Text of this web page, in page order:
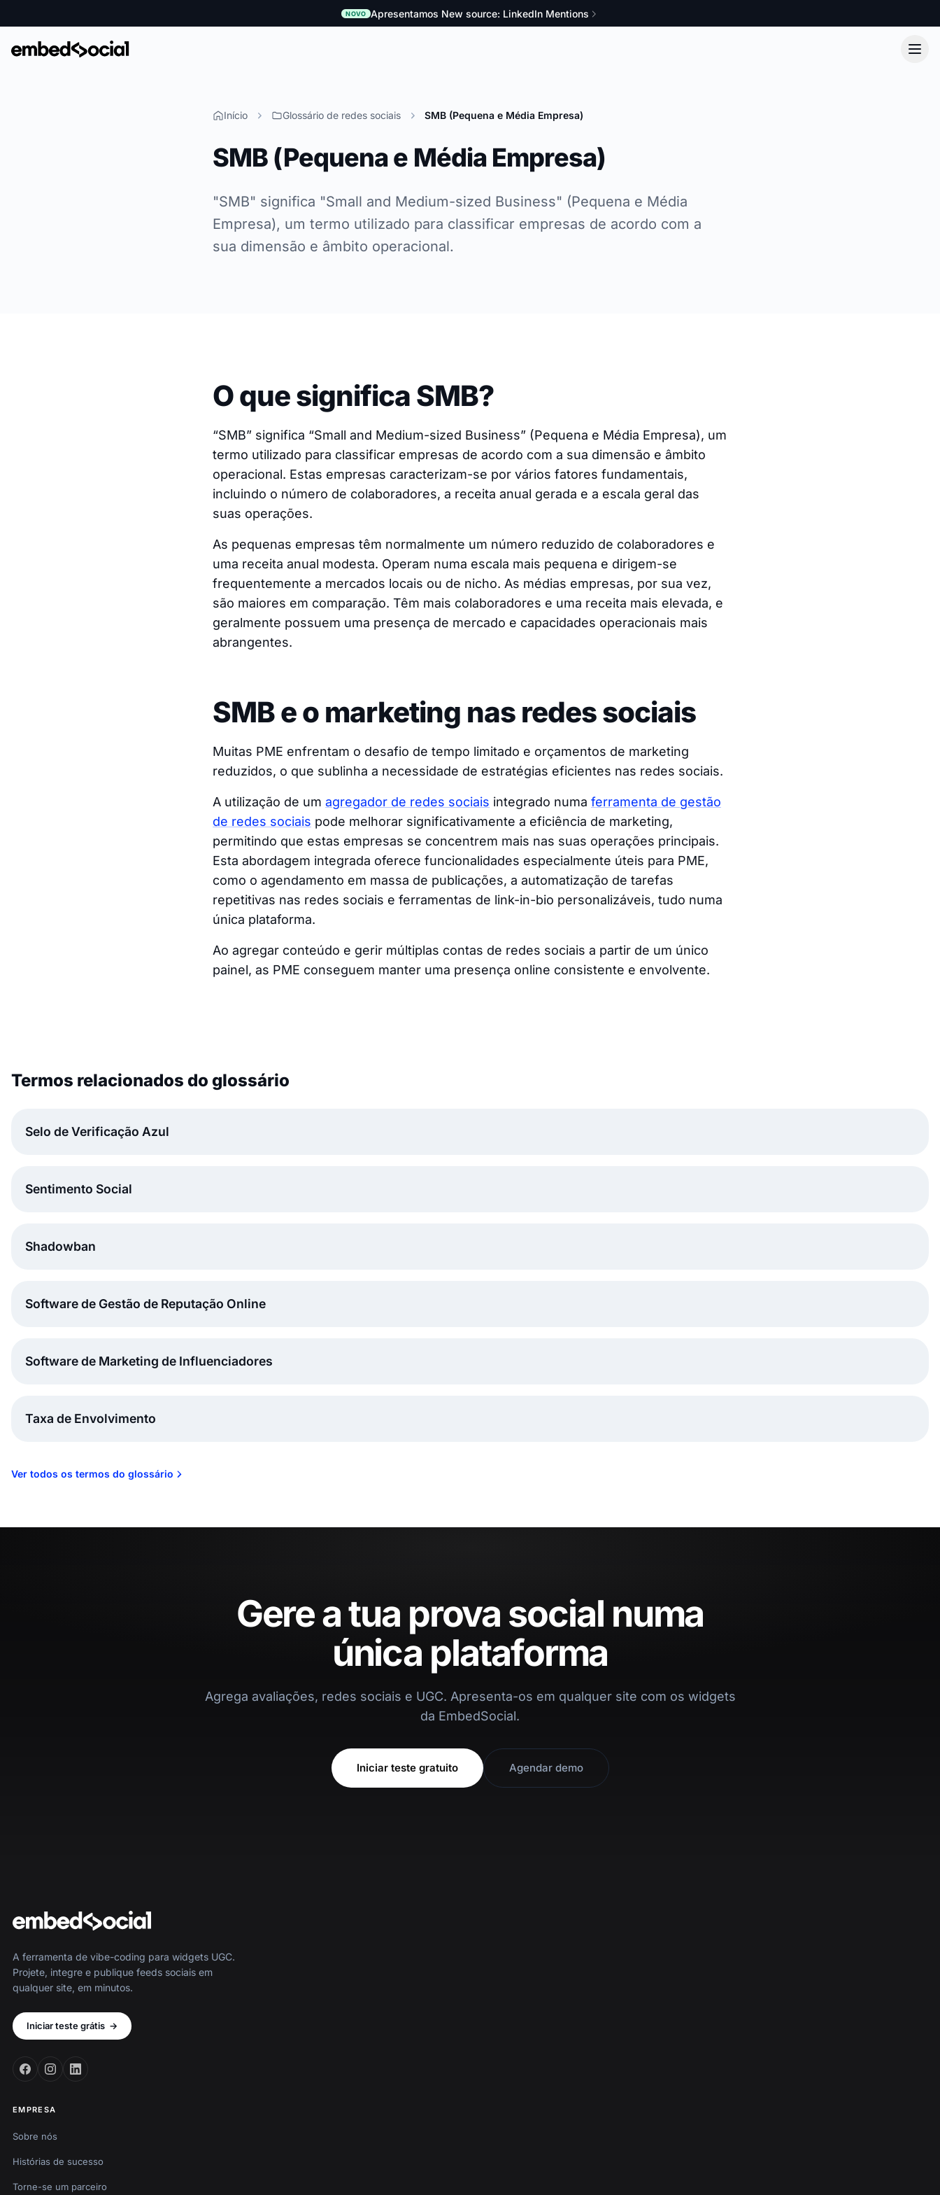
NOVO Apresentamos New source: LinkedIn Mentions
Início Glossário de redes sociais SMB (Pequena e Média Empresa)
SMB (Pequena e Média Empresa)
"SMB" significa "Small and Medium-sized Business" (Pequena e Média
Empresa), um termo utilizado para classificar empresas de acordo com a
sua dimensão e âmbito operacional.
O que significa SMB?
“SMB” significa “Small and Medium-sized Business” (Pequena e Média Empresa), um
termo utilizado para classificar empresas de acordo com a sua dimensão e âmbito
operacional. Estas empresas caracterizam-se por vários fatores fundamentais,
incluindo o número de colaboradores, a receita anual gerada e a escala geral das
suas operações.
As pequenas empresas têm normalmente um número reduzido de colaboradores e
uma receita anual modesta. Operam numa escala mais pequena e dirigem-se
frequentemente a mercados locais ou de nicho. As médias empresas, por sua vez,
são maiores em comparação. Têm mais colaboradores e uma receita mais elevada, e
geralmente possuem uma presença de mercado e capacidades operacionais mais
abrangentes.
SMB e o marketing nas redes sociais
Muitas PME enfrentam o desafio de tempo limitado e orçamentos de marketing
reduzidos, o que sublinha a necessidade de estratégias eficientes nas redes sociais.
A utilização de um agregador de redes sociais integrado numa ferramenta de gestão
de redes sociais pode melhorar significativamente a eficiência de marketing,
permitindo que estas empresas se concentrem mais nas suas operações principais.
Esta abordagem integrada oferece funcionalidades especialmente úteis para PME,
como o agendamento em massa de publicações, a automatização de tarefas
repetitivas nas redes sociais e ferramentas de link-in-bio personalizáveis, tudo numa
única plataforma.
Ao agregar conteúdo e gerir múltiplas contas de redes sociais a partir de um único
painel, as PME conseguem manter uma presença online consistente e envolvente.
Termos relacionados do glossário
Selo de Verificação Azul
Sentimento Social
Shadowban
Software de Gestão de Reputação Online
Software de Marketing de Influenciadores
Taxa de Envolvimento
Ver todos os termos do glossário
Gere a tua prova social numa
única plataforma
Agrega avaliações, redes sociais e UGC. Apresenta-os em qualquer site com os widgets
da EmbedSocial.
Iniciar teste gratuito Agendar demo
A ferramenta de vibe-coding para widgets UGC.
Projete, integre e publique feeds sociais em
qualquer site, em minutos.
Iniciar teste grátis →
EMPRESA
Sobre nós
Histórias de sucesso
Torne-se um parceiro